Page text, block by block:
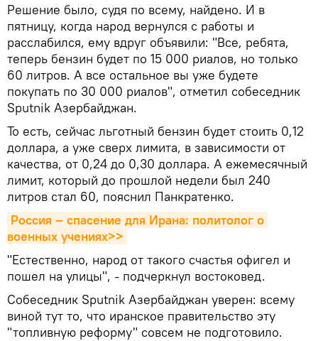
Решение было, судя по всему, найдено. И в
пятницу, когда народ вернулся с работы и
расслабился, ему вдруг объявили: "Все, ребята,
теперь бензин будет по 15 000 риалов, но только
60 литров. А все остальное вы уже будете
покупать по 30 000 риалов", отметил собеседник
Sputnik Азербайджан.
То есть, сейчас льготный бензин будет стоить 0,12
доллара, а уже сверх лимита, в зависимости от
качества, от 0,24 до 0,30 доллара. А ежемесячный
лимит, который до прошлой недели был 240
литров стал 60, пояснил Панкратенко.
Россия – спасение для Ирана: политолог о
военных учениях>>
"Естественно, народ от такого счастья офигел и
пошел на улицы", - подчеркнул востоковед.
Собеседник Sputnik Азербайджан уверен: всему
виной тут то, что иранское правительство эту
"топливную реформу" совсем не подготовило.